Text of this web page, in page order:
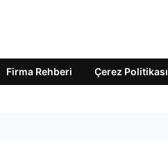
Firma Rehberi Çerez Politikası